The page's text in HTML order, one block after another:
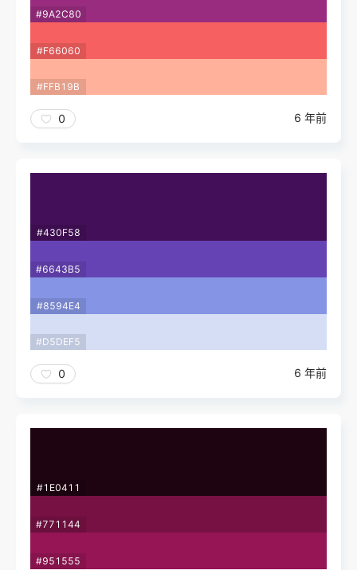
#9A2C80
#F66060
#FFB19B
0 6 年前
#430F58
#6643B5
#8594E4
#D5DEF5
0 6 年前
#1E0411
#771144
#951555